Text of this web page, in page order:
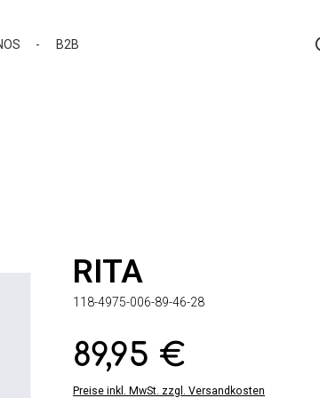
B2B
RITA
118-4975-006-89-46-28
Regulärer Preis:
89,95 €
Preise inkl. MwSt. zzgl. Versandkosten